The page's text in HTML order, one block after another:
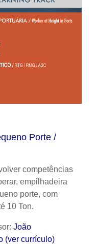
Porte /
competências
empilhadeira
porte, com
10 Ton.
João
(ver currículo)